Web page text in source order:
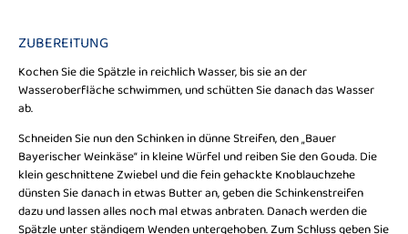
ZUBEREITUNG
Kochen Sie die Spätzle in reichlich Wasser, bis sie an der
Wasseroberfläche schwimmen, und schütten Sie danach das Wasser
ab.
Schneiden Sie nun den Schinken in dünne Streifen, den „Bauer
Bayerischer Weinkäse“ in kleine Würfel und reiben Sie den Gouda. Die
klein geschnittene Zwiebel und die fein gehackte Knoblauchzehe
dünsten Sie danach in etwas Butter an, geben die Schinkenstreifen
dazu und lassen alles noch mal etwas anbraten. Danach werden die